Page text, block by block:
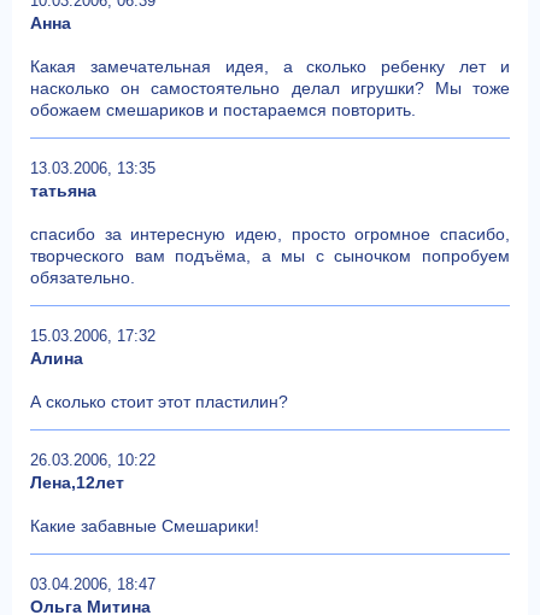
Анна
Какая замечательная идея, а сколько ребенку лет и
насколько он самостоятельно делал игрушки? Мы тоже
обожаем смешариков и постараемся повторить.
13.03.2006, 13:35
татьяна
спасибо за интересную идею, просто огромное спасибо,
творческого вам подъёма, а мы с сыночком попробуем
обязательно.
15.03.2006, 17:32
Алина
А сколько стоит этот пластилин?
26.03.2006, 10:22
Лена,12лет
Какие забавные Смешарики!
03.04.2006, 18:47
Ольга Митина